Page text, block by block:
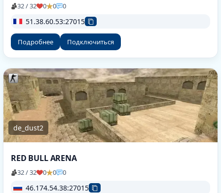
32 / 32 0 0 0
51.38.60.53:27015
Подробнее Подключиться
de_dust2
RED BULL ARENA
32 / 32 0 0 0
46.174.54.38:27015